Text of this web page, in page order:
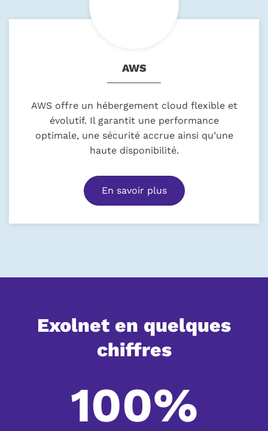
AWS
AWS offre un hébergement cloud flexible et
évolutif. Il garantit une performance
optimale, une sécurité accrue ainsi qu’une
haute disponibilité.
En savoir plus
Exolnet en quelques
chiffres
100%